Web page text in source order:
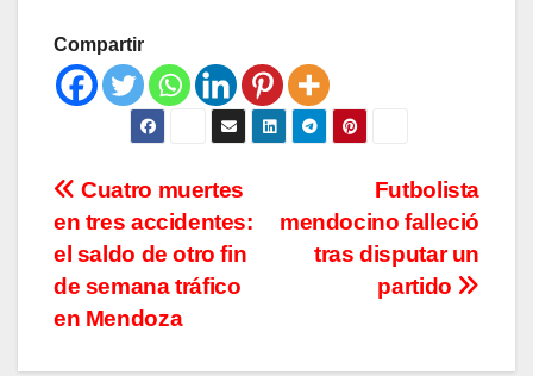
Compartir
Navegación
de
entradas
Futbolista
mendocino falleció
tras disputar un
partido
Cuatro muertes
en tres accidentes:
el saldo de otro fin
de semana tráfico
en Mendoza